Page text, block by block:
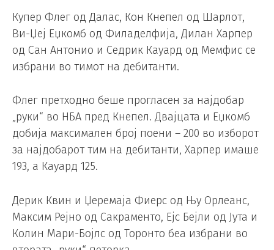
Купер Флег од Далас, Кон Кнепел од Шарлот,
Ви-Џеј Еџкомб од Филаделфија, Дилан Харпер
од Сан Антонио и Седрик Кауард од Мемфис се
избрани во тимот на дебитанти.
Флег претходно беше прогласен за најдобар
„руки“ во НБА пред Кнепел. Двајцата и Еџкомб
добија максимален број поени – 200 во изборот
за најдобарот тим на дебитанти, Харпер имаше
193, а Кауард 125.
Дерик Квин и Џеремаја Фиерс од Њу Орлеанс,
Максим Рејно од Сакраменто, Ејс Бејли од Јута и
Колин Мари-Бојлс од Торонто беа избрани во